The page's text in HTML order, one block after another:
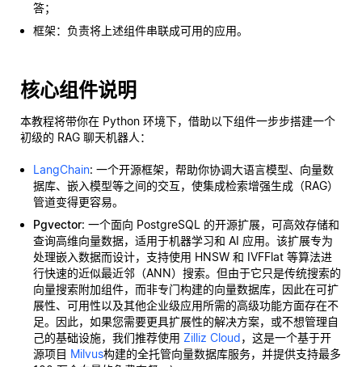
答；
框架：负责将上述组件串联成可用的应用。
核心组件说明
本教程将带你在 Python 环境下，借助以下组件一步步搭建一个
初级的 RAG 聊天机器人：
LangChain: 一个开源框架，帮助你协调大语言模型、向量数
据库、嵌入模型等之间的交互，使集成检索增强生成（RAG）
管道变得更容易。
Pgvector: 一个面向 PostgreSQL 的开源扩展，可高效存储和
查询高维向量数据，适用于机器学习和 AI 应用。该扩展专为
处理嵌入数据而设计，支持使用 HNSW 和 IVFFlat 等算法进
行快速的近似最近邻（ANN）搜索。但由于它只是传统搜索的
向量搜索附加组件，而非专门构建的向量数据库，因此在可扩
展性、可用性以及其他企业级应用所需的高级功能方面存在不
足。因此，如果您需要更具扩展性的解决方案，或不想管理自
己的基础设施，我们推荐使用 Zilliz Cloud，这是一个基于开
源项目 Milvus构建的全托管向量数据库服务，并提供支持最多